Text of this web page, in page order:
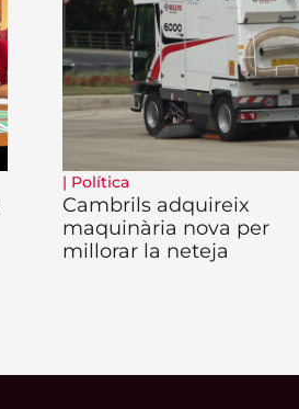
| Política
Cambrils adquireix
maquinària nova per
millorar la neteja